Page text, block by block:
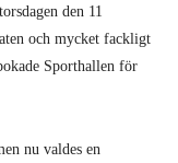
den 11
och mycket fackligt
Sporthallen för
nu valdes en